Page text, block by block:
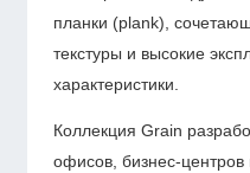
планки (plank),
текстуры и высокие
характеристики.
Коллекция Grain
офисов, бизнес-